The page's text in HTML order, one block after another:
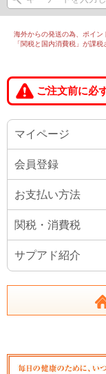
海外からの発送の為、ポイ
「関税と国内消費税」が課税
ご注文前に必
マイページ
会員登録
お支払い方法
関税・消費税
サプアド紹介